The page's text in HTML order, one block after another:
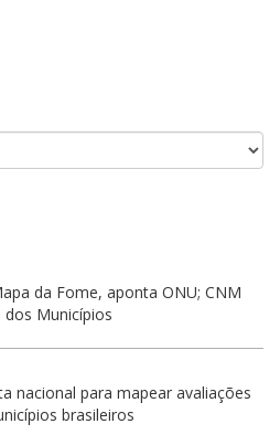
da Fome, aponta ONU; CNM
Municípios
nacional para mapear avaliações
brasileiros